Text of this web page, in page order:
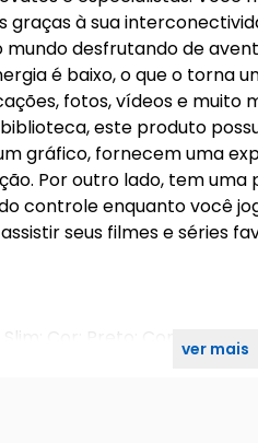
graças à sua
desfrutando de
é baixo, o que o torna
fotos, vídeos e
biblioteca, este produto
gráfico, fornecem uma
Por outro lado, tem
controle enquanto você
seus filmes e séries
Cor: Preto; Contém: 1
ver mais